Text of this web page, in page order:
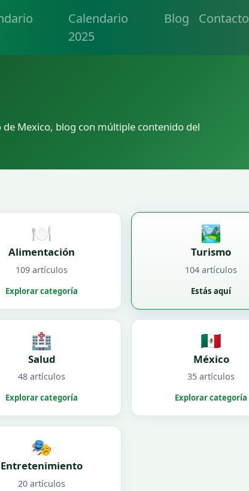
Calendario
2025
Blog Contacto
Mexico, blog con múltiple contenido del
🍽️
Alimentación
109 artículos
Explorar categoría
🏞️
Turismo
104 artículos
Estás aquí
🏥
Salud
48 artículos
Explorar categoría
🇲🇽
México
35 artículos
Explorar categoría
🎭
Entretenimiento
20 artículos